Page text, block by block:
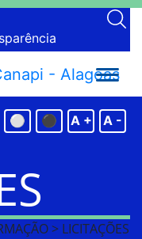
> LICITAÇÕES
A -
A +
⚫
⚪